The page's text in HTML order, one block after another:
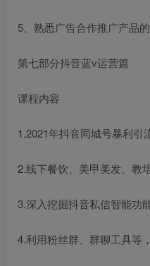
5、熟悉广告合作推广产品
第七部分抖音蓝v运营篇
课程内容
1.2021年抖音同城号暴利引
2.线下餐饮、美甲美发、教
3.深入挖掘抖音私信智能功
4.利用粉丝群、群聊工具等